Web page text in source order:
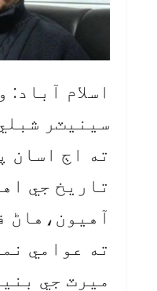
اسلام آباد:
سينيٽر
ته اڄ اسان
تاريخ جي
آهيون،هاڻ
ته عوامي
ميرٽ جي